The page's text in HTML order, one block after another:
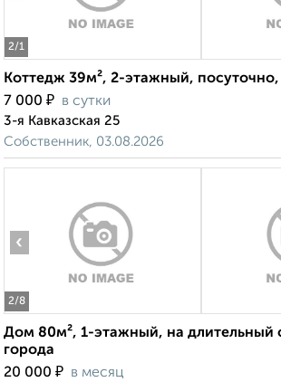
2/1
Коттедж 39м², 2-этажный, посуточно,
7 000 ₽ в сутки
3-я Кавказская 25
Собственник, 03.08.2026
2/8
‹
Дом 80м², 1-этажный, на длительный
города
20 000 ₽ в месяц